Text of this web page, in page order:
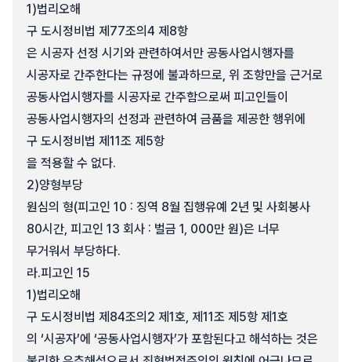
1)법리오해
구 도시정비법 제77조의4 제8항
은 시공자 선정 시기와 관련하여서만 공동사업시행자를
시공자로 간주한다는 규정에 불과하므로, 위 조항만을 근거로
공동사업시행자를 시공자로 간주함으로써 피고인들이
공동사업시행자의 선정과 관련하여 금품을 제공한 행위에
구 도시정비법 제11조 제5항
을 적용할 수 없다.
2)양형부당
원심의 형(피고인 10 : 징역 8월 집행유예 2년 및 사회봉사
80시간, 피고인 13 회사 : 벌금 1, 000만 원)은 너무
무거워서 부당하다.
라.피고인 15
1)법리오해
구 도시정비법 제84조의2 제1호, 제11조 제5항 제1호
의 ‘시공자’에 ‘공동사업시행자’가 포함된다고 해석하는 것은